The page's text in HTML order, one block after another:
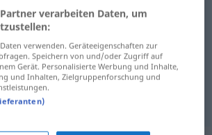
Unannehmlichkeit
Unannehmlichkeit
verarbeiten Daten, um
verwenden. Geräteeigenschaften zur
Speichern von und/oder Zugriff auf
Gerät. Personalisierte Werbung und Inhalte,
und Inhalten, Zielgruppenforschung und